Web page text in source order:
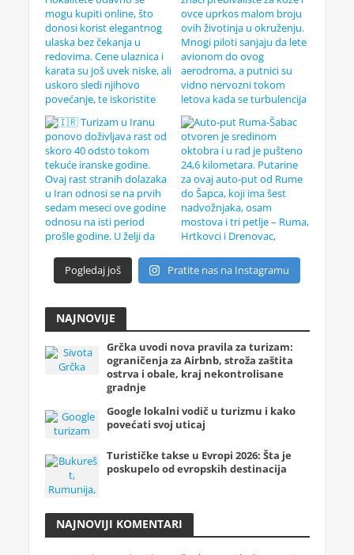
Pogledaj još Pratite nas na Instagramu
NAJNOVIJE
Grčka uvodi nova pravila za turizam:
ograničenja za Airbnb, stroža zaštita
ostrva i obale, kraj nekontrolisane
gradnje
Google lokalni vodič u turizmu i kako
povećati svoj uticaj
Turističke takse u Evropi 2026: Šta je
poskupelo od evropskih destinacija
NAJNOVIJI KOMENTARI